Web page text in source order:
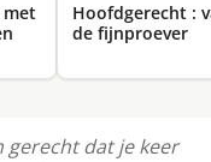
met
Hoofdgerecht :
de fijnproever
dat je keer